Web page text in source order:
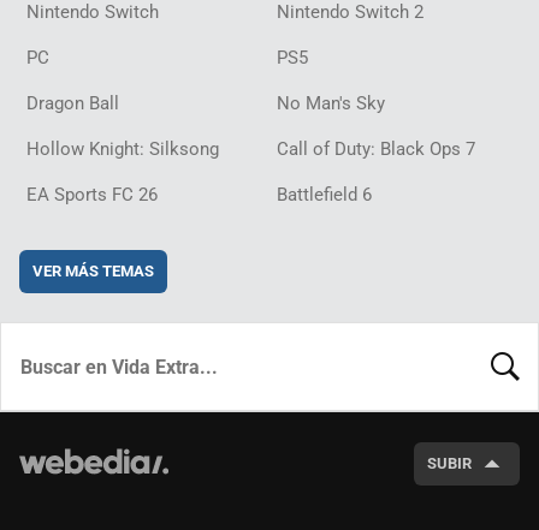
Nintendo Switch Nintendo Switch 2
PC PS5
Dragon Ball No Man's Sky
Hollow Knight: Silksong Call of Duty: Black Ops 7
EA Sports FC 26 Battlefield 6
VER MÁS TEMAS
SUBIR